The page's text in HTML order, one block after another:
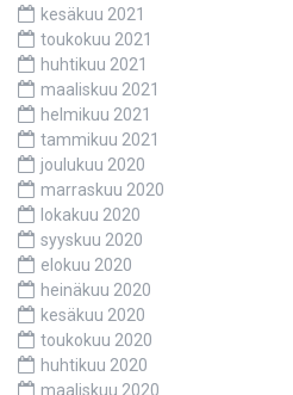
kesäkuu 2021
toukokuu 2021
huhtikuu 2021
maaliskuu 2021
helmikuu 2021
tammikuu 2021
joulukuu 2020
marraskuu 2020
lokakuu 2020
syyskuu 2020
elokuu 2020
heinäkuu 2020
kesäkuu 2020
toukokuu 2020
huhtikuu 2020
maaliskuu 2020